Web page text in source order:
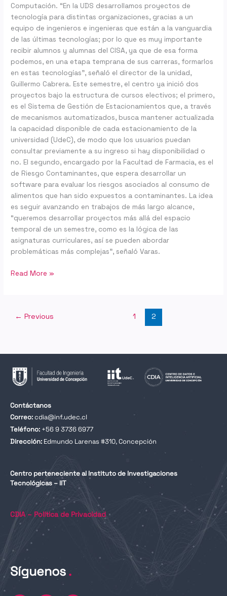
Computación. “En la UDS desarrollamos proyectos de
tecnología para distintas organizaciones, gracias a un
equipo de ingenieros e ingenieras que están a la vanguardia
de las últimas tecnologías; por lo que es muy importante
recibir alumnos y alumnas del CISA, ya que de esa forma
podemos, en una etapa temprana de sus carreras, formarlos
en estas tecnologías”, señaló el director de la unidad,
Guillermo Cabrera. Este semestre, el centro ya inició dos
proyectos bajo la estructura de cursos electivos; el primero,
es el Sistema de Gestión de Estacionamientos que, a través
de mecanismos automatizados, busca mantener actualizada
la capacidad disponible de cada estacionamiento de la
universidad (UdeC), de modo que los usuarios puedan
consultar previamente a su ingreso si hay disponibilidad o
no. El segundo, encargado por la Facultad de Farmacia, es el
de Riesgo Contaminantes, que espera desarrollar un
software para evaluar los riesgos asociados al consumo de
alimentos que han sido expuestos a contaminantes. La idea
es seguir avanzando en trabajos de más largo alcance,
“queremos desarrollar proyectos más allá del espacio
temporal de un semestre, como es la lógica de las
asignaturas curriculares, así se pueden abordar
problemáticas más complejas”, señaló Varas.
Read More »
← Previous 1 2
Contáctanos
Correo:cdia@inf.udec.cl
Teléfono: +56 9 3736 6977
Dirección: Edmundo Larenas #310, Concepción
Centro perteneciente al Instituto de Investigaciones
Tecnológicas – IIT
CDIA – Política de Privacidad
Síguenos.
L I Y